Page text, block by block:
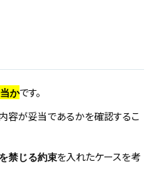
かです。
容が妥当であるかを確認するこ
禁じる約束を入れたケースを考